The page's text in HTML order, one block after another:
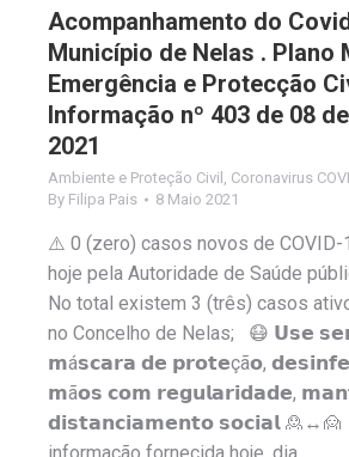
Acompanhamento do
Município de Nelas . Plano
Emergência e Protecção
Informação nº 403 de 08
2021
Ambiente e Proteção Civil , Coronavirus
By Filipa Pais 8 Maio 2021
⚠️ 0 (zero) casos novos de COVID-
hoje pela Autoridade de Saúde
No total existem 3 (três) casos
no Concelho de Nelas; 😷 𝗨𝘀𝗲
𝗺á𝘀𝗰𝗮𝗿𝗮 𝗱𝗲 𝗽𝗿𝗼𝘁𝗲çã𝗼,
𝗺ã𝗼𝘀 𝗰𝗼𝗺 𝗿𝗲𝗴𝘂𝗹𝗮𝗿𝗶𝗱𝗮𝗱𝗲,
𝗱𝗶𝘀𝘁𝗮𝗻𝗰𝗶𝗮𝗺𝗲𝗻𝘁𝗼 𝘀𝗼𝗰𝗶𝗮𝗹 🙎↔️🙍